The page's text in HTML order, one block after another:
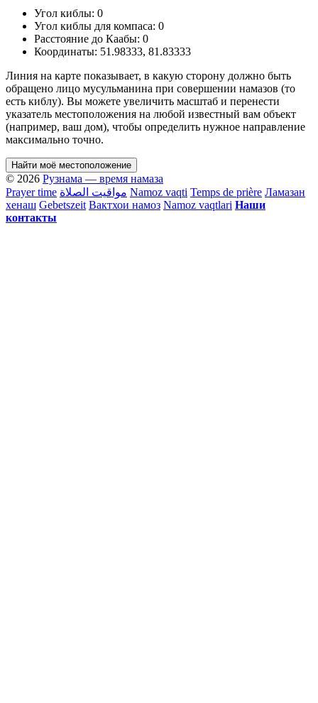
Угол киблы: 0
Угол киблы для компаса: 0
Расстояние до Каабы: 0
Координаты: 51.98333, 81.83333
Линия на карте показывает, в какую сторону должно быть
обращено лицо мусульманина при совершении намазов (то
есть киблу). Вы можете увеличить масштаб и перенести
указатель местоположения на любой известный вам объект
(например, ваш дом), чтобы определить нужное направление
максимально точно.
Найти моё местоположение
© 2026 Рузнама — время намаза
Prayer time مواقيت الصلاة Namoz vaqti Temps de prière Ламазан
хенаш Gebetszeit Вактхои намоз Namoz vaqtlari Наши
контакты